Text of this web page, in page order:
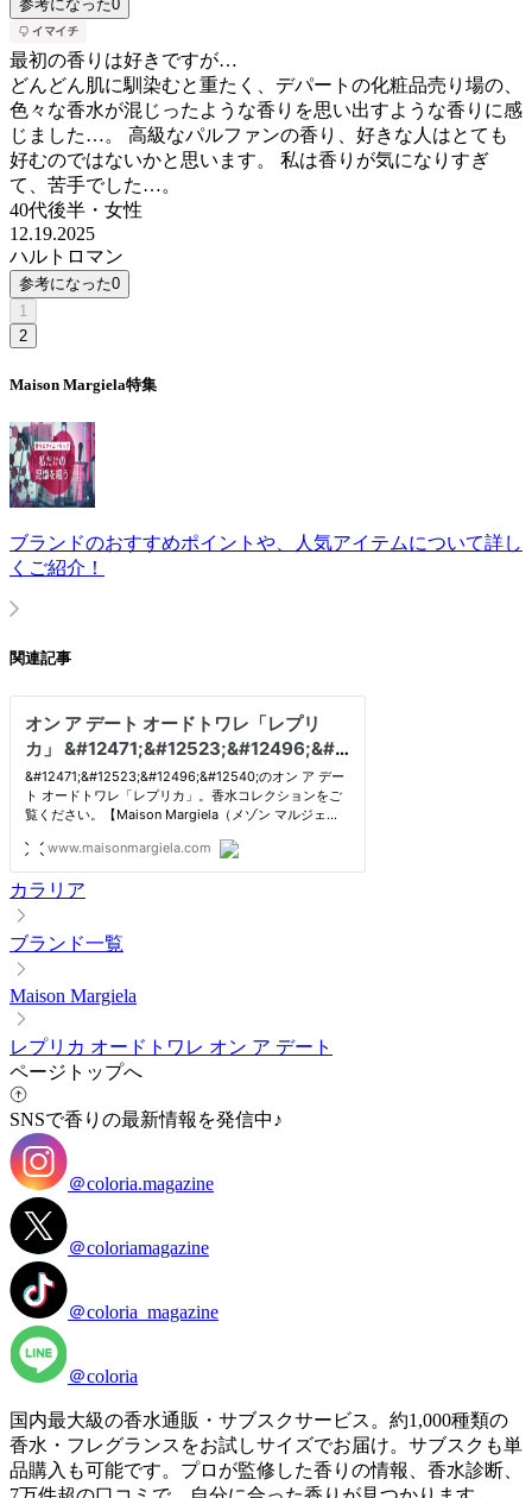
参考になった0
最初の香りは好きですが…
どんどん肌に馴染むと重たく、デパートの化粧品売り場の、
色々な香水が混じったような香りを思い出すような香りに感
じました…。 高級なパルファンの香り、好きな人はとても
好むのではないかと思います。 私は香りが気になりすぎ
て、苦手でした…。
40代後半 ・ 女性
12.19.2025
ハルトロマン
参考になった0
1
2
Maison Margiela特集
ブランドのおすすめポイントや、人気アイテムについて詳し
くご紹介！
関連記事
カラリア
ブランド一覧
Maison Margiela
レプリカ オードトワレ オン ア デート
ページトップへ
SNSで香りの最新情報を発信中♪
＠coloria.magazine
＠coloriamagazine
＠coloria_magazine
＠coloria
国内最大級の香水通販・サブスクサービス。約1,000種類の
香水・フレグランスをお試しサイズでお届け。サブスクも単
品購入も可能です。プロが監修した香りの情報、香水診断、